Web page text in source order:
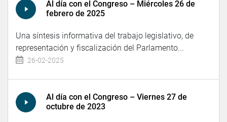
Al día con el Congreso – Miércoles 26 de
febrero de 2025
Una síntesis informativa del trabajo legislativo, de
representación y fiscalización del Parlamento...
26-02-2025
Al día con el Congreso – Viernes 27 de
octubre de 2023